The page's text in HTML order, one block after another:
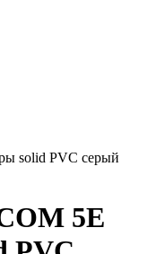
solid PVC серый
5Е